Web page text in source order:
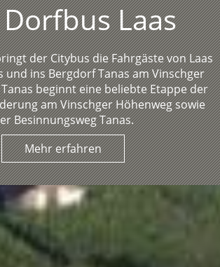
Laas
der Citybus die Fahrgäste von Laas
und ins Bergdorf Tanas am Vinschger
beginnt eine beliebte Etappe der
am Vinschger Höhenweg sowie
Besinnungsweg Tanas.
Mehr erfahren